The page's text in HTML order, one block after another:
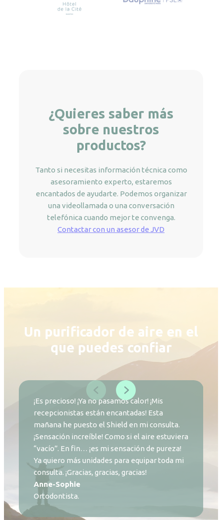
¿Quieres saber más
sobre nuestros
productos?
Tanto si necesitas información técnica como
asesoramiento experto, estaremos
encantados de ayudarte. Podemos organizar
una videollamada o una conversación
telefónica cuando mejor te convenga.
Contactar con un asesor de JVD
Un purificador de aire en el
que puedes confiar
¡Es precioso! ¡Ya no pasamos calor! ¡Mis
recepcionistas están encantadas! Esta
mañana he puesto el Shield en mi consulta.
¡Sensación increíble! Como si el aire estuviera
“vacío”. En fin… ¡es mi sensación de pureza!
Ya quiero más unidades para equipar toda mi
consulta. ¡Gracias, gracias, gracias!
Anne-Sophie
Ortodontista.